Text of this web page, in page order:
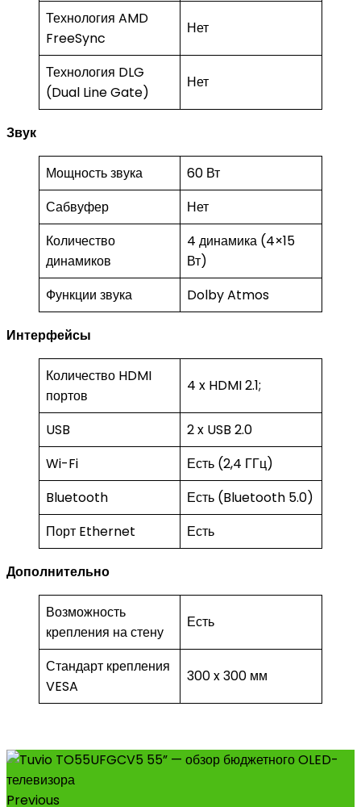
Технология AMD
FreeSync
Нет
Технология DLG
(Dual Line Gate)
Нет
Звук
Мощность звука
60 Вт
Сабвуфер
Нет
Количество
динамиков
4 динамика (4×15
Вт)
Функции звука
Dolby Atmos
Интерфейсы
Количество HDMI
портов
4 x HDMI 2.1;
USB
2 x USB 2.0
Wi-Fi
Есть (2,4 ГГц)
Bluetooth
Есть (Bluetooth 5.0)
Порт Ethernet
Есть
Дополнительно
Возможность
крепления на стену
Есть
Стандарт крепления
VESA
300 x 300 мм
Previous